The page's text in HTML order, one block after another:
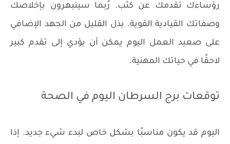
رؤساءك تقدمك عن كثب. رُبما سينبهرون بإخلاصك
وصفاتك القيادية القوية. بذل القليل من الجهد الإضافي
على صعيد العمل اليوم يمكن أن يؤدي إلى تقدم كبير
لاحقًا في حياتك المهنية.
توقعات برج السرطان اليوم في الصحة
اليوم قد يكون مناسبًا بشكل خاص لبدء شيء جديد. إذا